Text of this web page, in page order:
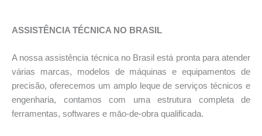
ASSISTÊNCIA TÉCNICA NO BRASIL
A nossa assistência técnica no Brasil está pronta para atender
várias marcas, modelos de máquinas e equipamentos de
precisão, oferecemos um amplo leque de serviços técnicos e
engenharia, contamos com uma estrutura completa de
ferramentas, softwares e māo-de-obra qualificada.